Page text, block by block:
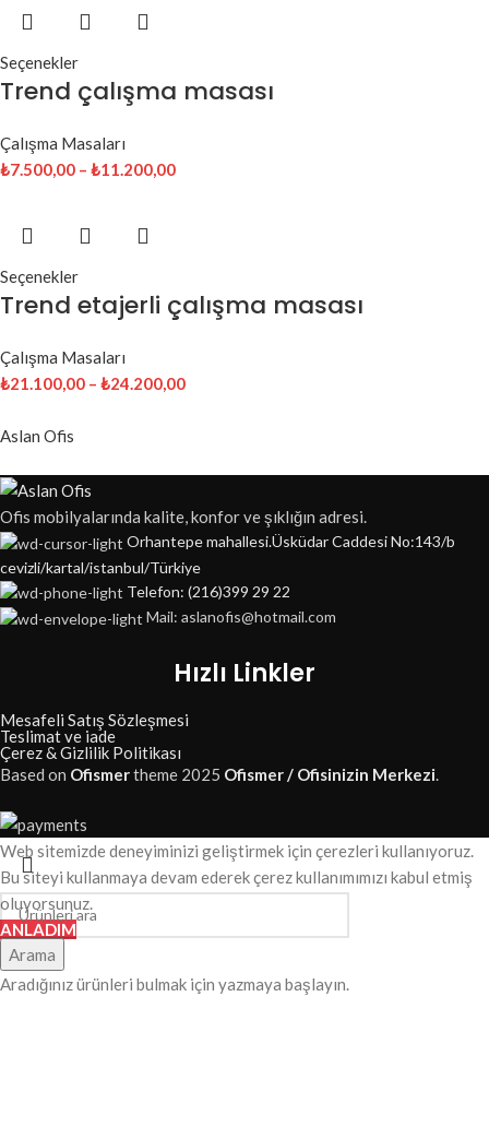
Seçenekler
Trend çalışma masası
Çalışma Masaları
₺7.500,00 – ₺11.200,00
Seçenekler
Trend etajerli çalışma masası
Çalışma Masaları
₺21.100,00 – ₺24.200,00
Aslan Ofis
Ofis mobilyalarında kalite, konfor ve şıklığın adresi.
Orhantepe mahallesi.Üsküdar Caddesi No:143/b
cevizli/kartal/istanbul/Türkiye
Telefon: (216)399 29 22
Mail: aslanofis@hotmail.com
Hızlı Linkler
Mesafeli Satış Sözleşmesi
Teslimat ve iade
Çerez & Gizlilik Politikası
Based on Ofismertheme 2025 Ofismer / Ofisinizin Merkezi.
Arama
Aradığınız ürünleri bulmak için yazmaya başlayın.
Web sitemizde deneyiminizi geliştirmek için çerezleri kullanıyoruz.
Bu siteyi kullanmaya devam ederek çerez kullanımımızı kabul etmiş
oluyorsunuz.
ANLADIM